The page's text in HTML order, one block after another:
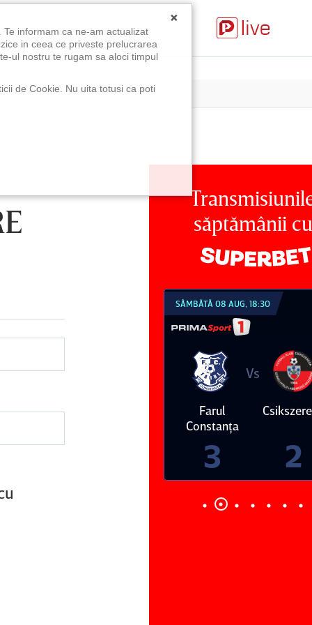
săptămânii cu
Farul
3
Vs
SÂMBĂTĂ 08 AUG, 21:30
Dinamo
4
Vs
FC
0
×
informam ca ne-am actualizat
in ceea ce priveste prelucrarea
ul nostru te rugam sa aloci timpul
de Cookie. Nu uita totusi ca poti